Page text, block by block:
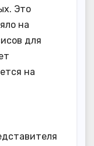
Это
на
для
на